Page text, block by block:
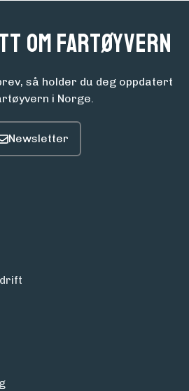
om fartøyvern
så holder du deg oppdatert
i Norge.